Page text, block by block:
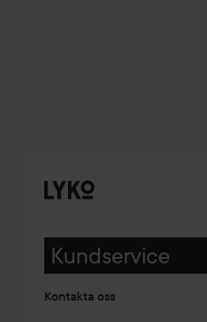
Kundservice
Kontakta oss